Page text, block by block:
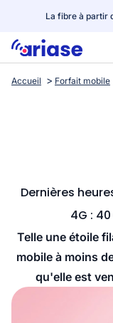
La fibre à partir
Box internet
Streaming
Accueil Forfait mobile
Dernières
4G :
Telle une étoile
mobile à moins
qu'elle est